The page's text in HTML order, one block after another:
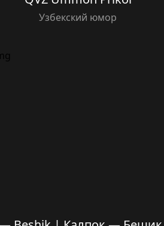
Узбекский юмор